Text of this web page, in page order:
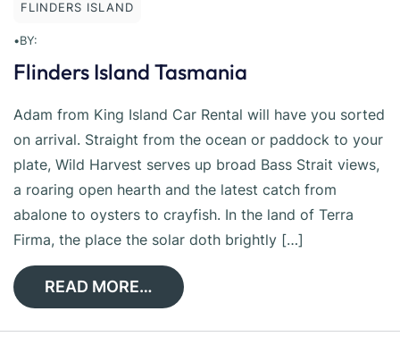
FLINDERS ISLAND
•BY:
Flinders Island Tasmania
Adam from King Island Car Rental will have you sorted
on arrival. Straight from the ocean or paddock to your
plate, Wild Harvest serves up broad Bass Strait views,
a roaring open hearth and the latest catch from
abalone to oysters to crayfish. In the land of Terra
Firma, the place the solar doth brightly […]
READ MORE…